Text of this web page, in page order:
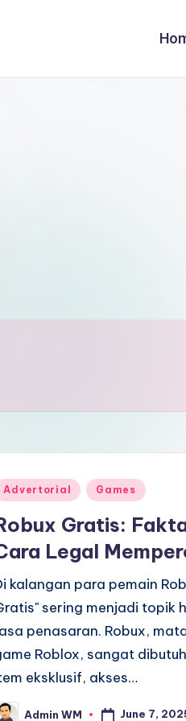
Advertorial Games
Gratis:
Legal
kalangan para pemain
sering menjadi topik
penasaran. Robux,
Roblox, sangat
eksklusif, akses…
Admin WM June 7,